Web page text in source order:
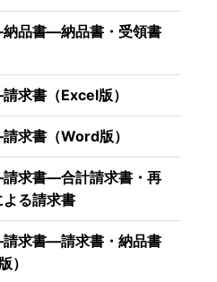
品書―納品書・受領書
求書（Excel版）
求書（Word版）
求書―合計請求書・再
る請求書
求書―請求書・納品書
）